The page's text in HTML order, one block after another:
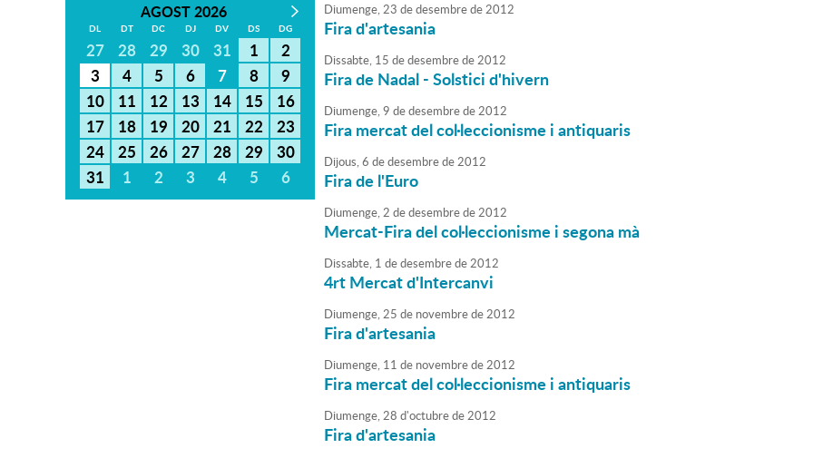
AGOST 2026
DL DT DC DJ DV DS DG
27 28 29 30 31 1
2
3
4 5 6 7 8
9
10
11 12 13 14 15
16
17
18 19 20 21 22
23
24
25 26 27 28 29
30
31
1 2 3 4 5 6
Diumenge,23 dedesembrede2012
Fira d'artesania
Dissabte, 15 dedesembrede2012
Fira de Nadal - Solstici d'hivern
Diumenge,9 dedesembrede2012
Fira mercat del col·leccionisme i antiquaris
Dijous,6 dedesembrede2012
Fira de l'Euro
Diumenge,2 dedesembrede2012
Mercat-Fira del col·leccionisme i segona mà
Dissabte, 1 dedesembrede2012
4rt Mercat d'Intercanvi
Diumenge,25 de novembrede2012
Fira d'artesania
Diumenge, 11 de novembrede2012
Fira mercat del col·leccionisme i antiquaris
Diumenge,28 d'octubrede2012
Fira d'artesania